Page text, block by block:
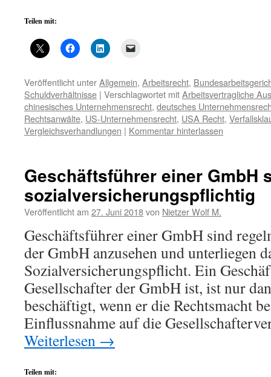
Teilen mit:
Veröffentlicht unterAllgemein, Arbeitsrecht,
Schuldverhältnisse | Verschlagwortet mitArbeitsvertragliche
chinesisches Unternehmensrecht, deutsches
Rechtsanwälte, US-Unternehmensrecht, USA Recht,
Vergleichsverhandlungen | Kommentar hinterlassen
Geschäftsführer einer GmbH
sozialversicherungspflichtig
Veröffentlicht am 27. Juni 2018von Nietzer Wolf M.
Geschäftsführer einer GmbH sind
der GmbH anzusehen und unterliegen
Sozialversicherungspflicht. Ein
Gesellschafter der GmbH ist, ist nur
beschäftigt, wenn er die Rechtsmacht
Einflussnahme auf die
Weiterlesen →
Teilen mit: